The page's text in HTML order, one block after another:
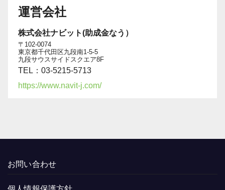
運営会社
株式会社ナビット(助成金なう）
〒102-0074
東京都千代田区九段南1-5-5
九段サウスサイドスクエア8F
TEL：03-5215-5713
https://www.navit-j.com/
お問い合わせ